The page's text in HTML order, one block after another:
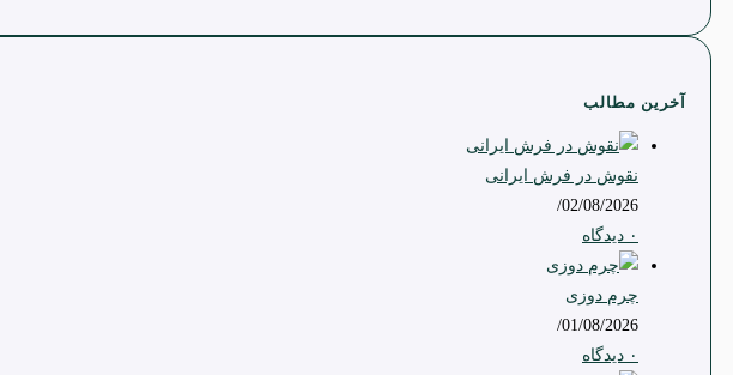
آخرین مطالب
نقوش در فرش ایرانی
02/08/2026
/
۰ دیدگاه
چرم دوزی
01/08/2026
/
۰ دیدگاه